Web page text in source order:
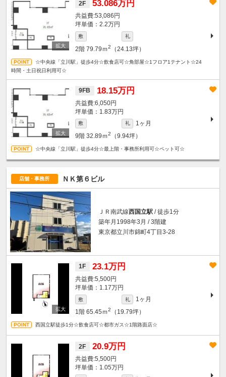
2F 53.086万円
53,086円
坪単価：2.2万円
敷 礼
2階 79.79ｍ2 （24.13坪）
☆中央線「立川駅」徒歩4分☆飲食店可☆角部屋☆1フロア1テナント☆24
時間・土日祝日利用可☆
9FB 18.15万円
6,050円
坪単価：1.83万円
敷 礼
1ヶ月
9階 32.89ｍ2 （9.94坪）
☆中央線「立川駅」徒歩4分☆最上階・事務所利用可☆ペット可☆
店舗・事務所 ＮＫ第６ビル
ＪＲ南武線西国立駅 / 徒歩1分
築年月1998年3月 / 3階建
東京都立川市錦町4丁目3-28
1F 23.1万円
5,500円
坪単価：1.17万円
敷 礼
1ヶ月
1階 65.45ｍ2 （19.79坪）
西国立駅徒歩1分☆飲食店可☆都市ガス☆1階路面店☆
2F 20.9万円
5,500円
坪単価：1.05万円